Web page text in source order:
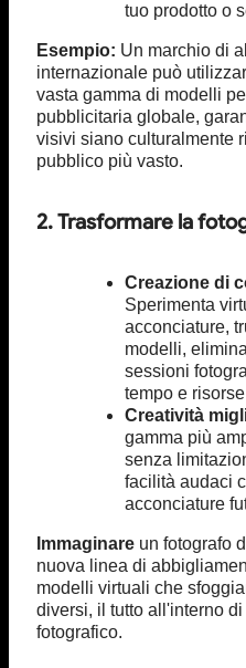
tuo prodotto o
Esempio: Un marchio di
internazionale può
vasta gamma di modelli
pubblicitaria globale,
visivi siano culturalmente
pubblico più vasto.
2. Trasformare la
Creazione di
Sperimenta
acconciature,
modelli,
sessioni
tempo e
Creatività
gamma più
senza
facilità audaci
acconciature
Immaginare un fotografo
nuova linea di
modelli virtuali che
diversi, il tutto all'interno
fotografico.